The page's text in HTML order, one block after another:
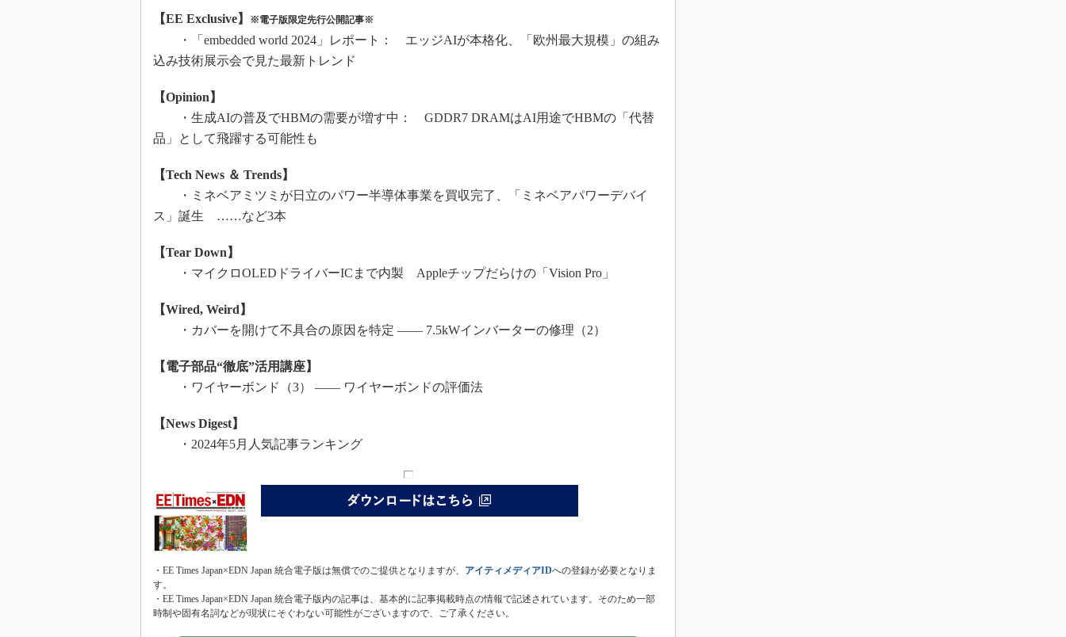
【EE Exclusive】 ※電子版限定先行公開記事※
・「embedded world 2024」レポート： エッジAIが本格化、「欧州最大規模」の組み
込み技術展示会で見た最新トレンド
【Opinion】
・生成AIの普及でHBMの需要が増す中： GDDR7 DRAMはAI用途でHBMの「代替
品」として飛躍する可能性も
【Tech News ＆ Trends】
・ミネベアミツミが日立のパワー半導体事業を買収完了、「ミネベアパワーデバイ
ス」誕生 ……など3本
【Tear Down】
・マイクロOLEDドライバーICまで内製 Appleチップだらけの「Vision Pro」
【Wired, Weird】
・カバーを開けて不具合の原因を特定 ―― 7.5kWインバーターの修理（2）
【電子部品“徹底”活用講座】
・ワイヤーボンド（3） ―― ワイヤーボンドの評価法
【News Digest】
・2024年5月人気記事ランキング
・EE Times Japan×EDN Japan 統合電子版は無償でのご提供となりますが、 アイティメディアIDへの登録が必要となりま
す。
・EE Times Japan×EDN Japan 統合電子版内の記事は、基本的に記事掲載時点の情報で記述されています。そのため一部
時制や固有名詞などが現状にそぐわない可能性がございますので、ご了承ください。